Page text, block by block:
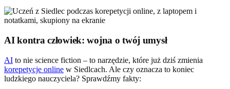
AI kontra człowiek: wojna o twój umysł
AI to nie science fiction – to narzędzie, które już dziś zmienia
korepetycje online w Siedlcach. Ale czy oznacza to koniec
ludzkiego nauczyciela? Sprawdźmy fakty: